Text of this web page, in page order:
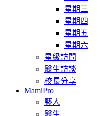
星期三
星期四
星期五
星期六
星級訪問
醫生訪談
校長分享
MamiPro
藝人
醫生